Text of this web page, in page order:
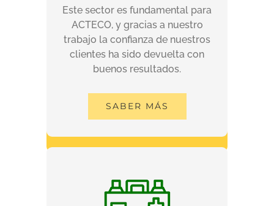
Este sector es fundamental para
ACTECO, y gracias a nuestro
trabajo la confianza de nuestros
clientes ha sido devuelta con
buenos resultados.
SABER MÁS
Este sector es fundamental para
ACTECO, y gracias a nuestro
trabajo la confianza de nuestros
clientes ha sido devuelta con
SABER MÁS